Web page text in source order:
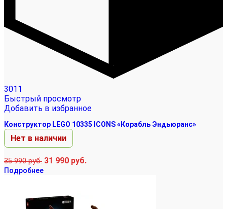
3011
Быстрый просмотр
Добавить в избранное
Конструктор LEGO 10335 ICONS «Корабль Эндьюранс»
Нет в наличии
35 990руб. 31 990 руб.
Подробнее